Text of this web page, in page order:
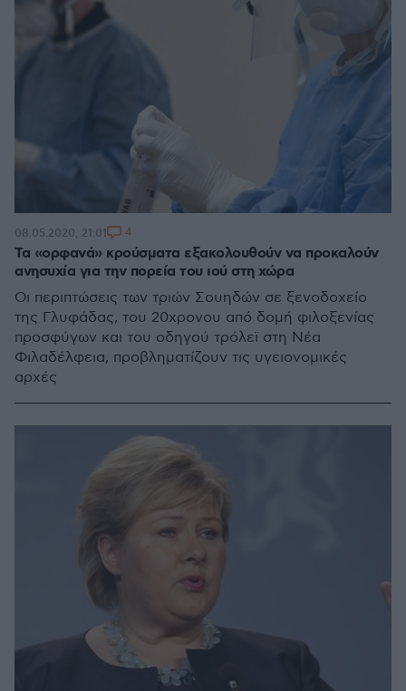
Τα «ορφανά» κρούσματα εξακολουθούν να προκαλούν
ανησυχία για την πορεία του ιού στη χώρα
Οι περιπτώσεις των τριών Σουηδών σε ξενοδοχείο
της Γλυφάδας, του 20χρονου από δομή φιλοξενίας
προσφύγων και του οδηγού τρόλεϊ στη Νέα
Φιλαδέλφεια, προβληματίζουν τις υγειονομικές
αρχές
08.05.2020, 21:01 4